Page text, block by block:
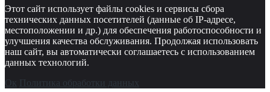
Этот сайт использует файлы cookies и сервисы сбора
технических данных посетителей (данные об IP-адресе,
местоположении и др.) для обеспечения работоспособности и
улучшения качества обслуживания. Продолжая использовать
наш сайт, вы автоматически соглашаетесь с использованием
данных технологий.
Ок Политика обработки данных